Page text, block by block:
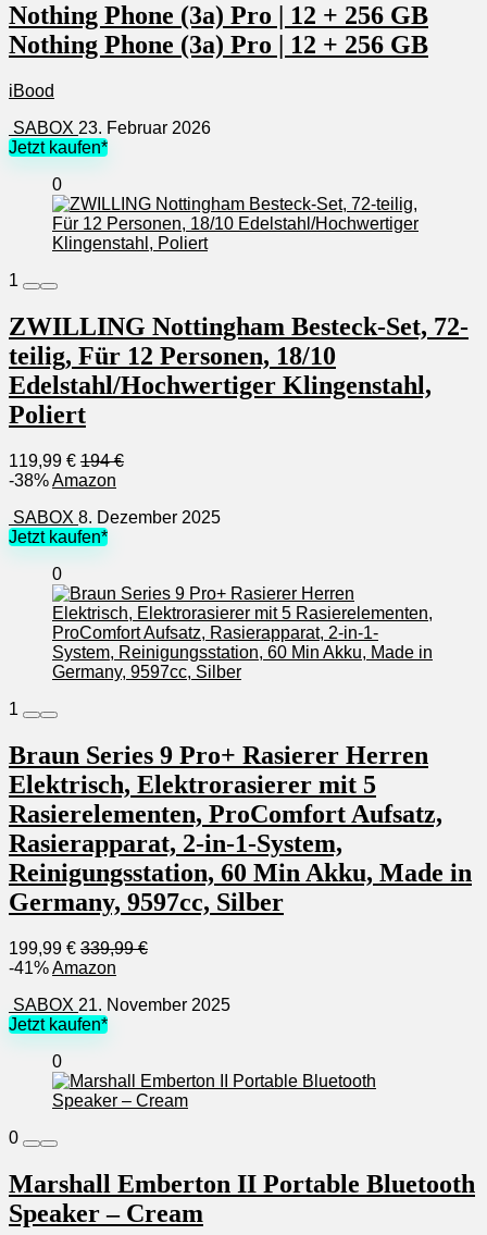
Nothing Phone (3a) Pro | 12 + 256 GB
Nothing Phone (3a) Pro | 12 + 256 GB
iBood
SABOX 23. Februar 2026
Jetzt kaufen*
0
1
ZWILLING Nottingham Besteck-Set, 72-
teilig, Für 12 Personen, 18/10
Edelstahl/Hochwertiger Klingenstahl,
Poliert
119,99 € 194 €
-38%Amazon
SABOX 8. Dezember 2025
Jetzt kaufen*
0
1
Braun Series 9 Pro+ Rasierer Herren
Elektrisch, Elektrorasierer mit 5
Rasierelementen, ProComfort Aufsatz,
Rasierapparat, 2-in-1-System,
Reinigungsstation, 60 Min Akku, Made in
Germany, 9597cc, Silber
199,99 € 339,99 €
-41%Amazon
SABOX 21. November 2025
Jetzt kaufen*
0
0
Marshall Emberton II Portable Bluetooth
Speaker – Cream